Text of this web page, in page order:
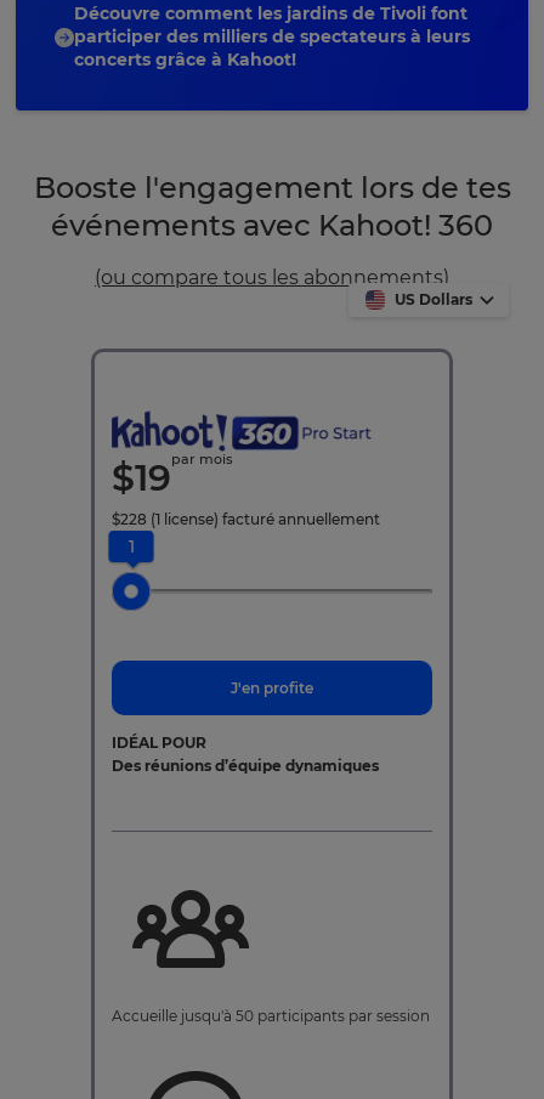
Découvre comment les jardins de Tivoli font
participer des milliers de spectateurs à leurs
concerts grâce à Kahoot!
Booste l'engagement lors de tes
événements avec Kahoot! 360
(ou compare tous les abonnements)
US Dollars
$19par mois
$228 (1 license) facturé annuellement
1
J'en profite
IDÉAL POUR
Des réunions d’équipe dynamiques
Accueille jusqu'à 50 participants par session